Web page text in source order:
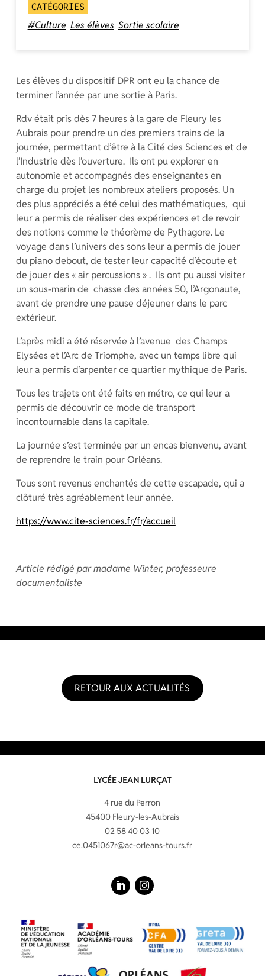
CATÉGORIES
#Culture Les élèves Sortie scolaire
Les élèves du dispositif DPR ont eu la chance de
terminer l’année par une sortie à Paris.
Rdv était pris dès 7 heures à la gare de Fleury les
Aubrais pour prendre un des premiers trains de la
journée, permettant d’être à la Cité des Sciences et de
l’Industrie dès l’ouverture. Ils ont pu explorer en
autonomie et accompagnés des enseignantes en
charge du projet les nombreux ateliers proposés. Un
des plus appréciés a été celui des mathématiques, qui
leur a permis de réaliser des expériences et de revoir
des notions comme le théorème de Pythagore. Le
voyage dans l’univers des sons leur a permis de jouer
du piano debout, de tester leur capacité d’écoute et
de jouer des « air percussions » . Ils ont pu aussi visiter
un sous-marin de chasse des années 50, l’Argonaute,
avant de prendre une pause déjeuner dans le parc
extérieur.
L’après midi a été réservée à l’avenue des Champs
Elysées et l’Arc de Triomphe, avec un temps libre qui
leur a permis d’arpenter ce quartier mythique de Paris.
Tous les trajets ont été faits en métro, ce qui leur a
permis de découvrir ce mode de transport
incontournable dans la capitale.
La journée s’est terminée par un encas bienvenu, avant
de reprendre le train pour Orléans.
Tous sont revenus enchantés de cette escapade, qui a
clôturé très agréablement leur année.
https://www.cite-sciences.fr/fr/accueil
Article rédigé par madame Winter, professeure
documentaliste
RETOUR AUX ACTUALITÉS
LYCÉE JEAN LURÇAT
4 rue du Perron
45400 Fleury-les-Aubrais
02 58 40 03 10
ce.0451067r@ac-orleans-tours.fr